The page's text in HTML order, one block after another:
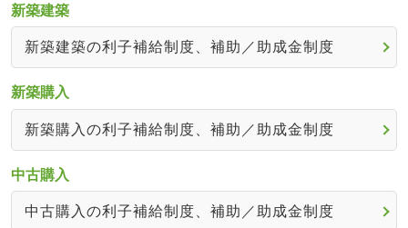
新築建築
新築建築の利子補給制度、補助／助成金制度
新築購入
新築購入の利子補給制度、補助／助成金制度
中古購入
中古購入の利子補給制度、補助／助成金制度